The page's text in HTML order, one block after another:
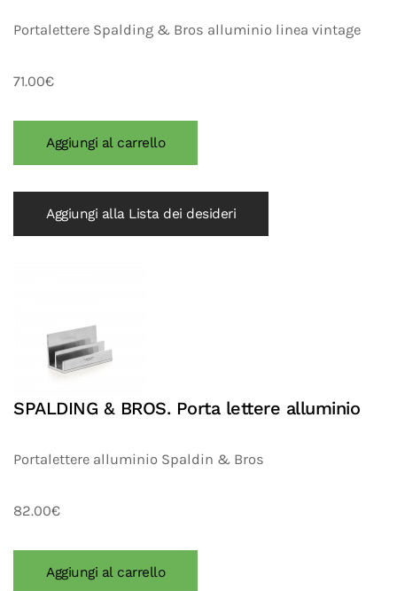
Portalettere Spalding & Bros alluminio linea vintage
71.00€
Aggiungi alla Lista dei desideri
SPALDING & BROS. Porta lettere alluminio
Portalettere alluminio Spaldin & Bros
82.00€